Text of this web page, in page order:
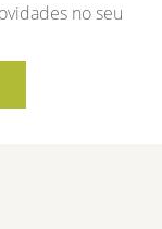
no seu